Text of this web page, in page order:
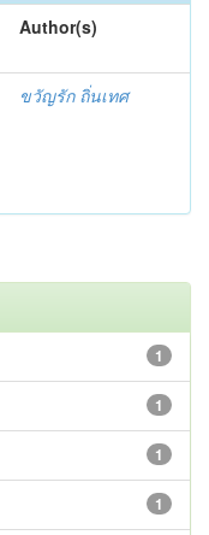
Author(s)
ขวัญรัก ถิ่นเทศ
1
1
1
1